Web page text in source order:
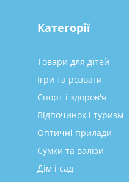
Категорії
Товари для дітей
Ігри та розваги
Спорт і здоров'я
Відпочинок і туризм
Оптичні прилади
Сумки та валізи
Дім і сад